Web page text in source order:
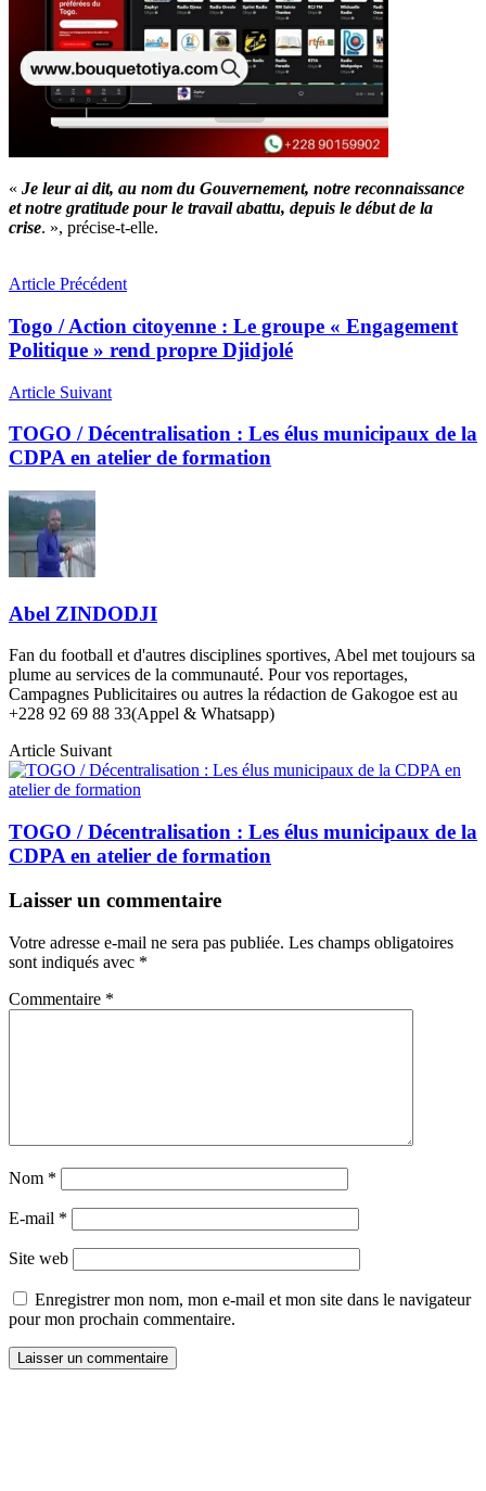
« Je leur ai dit, au nom du Gouvernement, notre reconnaissance
et notre gratitude pour le travail abattu, depuis le début de la
crise. », précise-t-elle.
Article Précédent
Togo / Action citoyenne : Le groupe « Engagement
Politique » rend propre Djidjolé
Article Suivant
TOGO / Décentralisation : Les élus municipaux de la
CDPA en atelier de formation
Abel ZINDODJI
Fan du football et d'autres disciplines sportives, Abel met toujours sa
plume au services de la communauté. Pour vos reportages,
Campagnes Publicitaires ou autres la rédaction de Gakogoe est au
+228 92 69 88 33(Appel & Whatsapp)
Article Suivant
TOGO / Décentralisation : Les élus municipaux de la
CDPA en atelier de formation
Laisser un commentaire
Votre adresse e-mail ne sera pas publiée. Les champs obligatoires
sont indiqués avec *
Commentaire *
Nom *
E-mail *
Site web
Enregistrer mon nom, mon e-mail et mon site dans le navigateur
pour mon prochain commentaire.